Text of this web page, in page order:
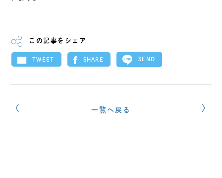
この記事をシェア
TWEET SHARE SEND
一覧へ戻る